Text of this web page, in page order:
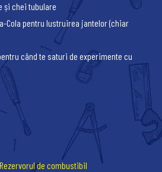
și chei tubulare
Cola pentru lustruirea jantelor (chiar
când te saturi de experimente cu
de combustibil